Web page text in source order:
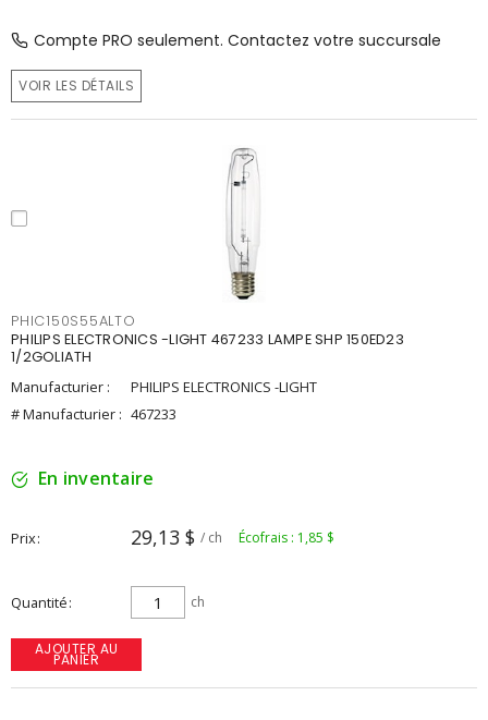
Compte PRO seulement. Contactez votre succursale
VOIR LES DÉTAILS
PHIC150S55ALTO
PHILIPS ELECTRONICS -LIGHT 467233 LAMPE SHP 150ED23
1/2GOLIATH
Manufacturier :
PHILIPS ELECTRONICS -LIGHT
# Manufacturier : 467233
En inventaire
Prix 29,13 $ / ch Écofrais : 1,85 $
Quantité ch
AJOUTER AU
PANIER